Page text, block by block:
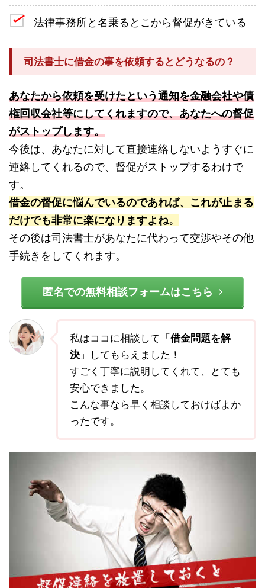
法律事務所と名乗るとこから督促がきている
司法書士に借金の事を依頼するとどうなるの？
あなたから依頼を受けたという通知を金融会社や債
権回収会社等にしてくれますので、あなたへの督促
がストップします。
今後は、あなたに対して直接連絡しないようすぐに
連絡してくれるので、督促がストップするわけで
す。
借金の督促に悩んでいるのであれば、これが止まる
だけでも非常に楽になりますよね。
その後は司法書士があなたに代わって交渉やその他
手続きをしてくれます。
匿名での無料相談フォームはこちら
私はココに相談して「借金問題を解
決」してもらえました！
すごく丁寧に説明してくれて、とても
安心できました。
こんな事なら早く相談しておけばよか
ったです。